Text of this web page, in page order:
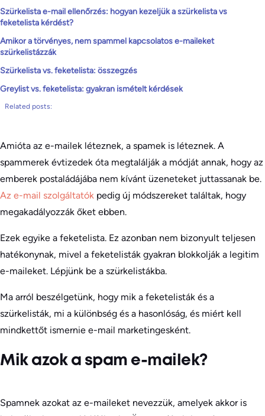
Szürkelista e-mail ellenőrzés: hogyan kezeljük a szürkelista vs
feketelista kérdést?
Amikor a törvényes, nem spammel kapcsolatos e-maileket
szürkelistázzák
Szürkelista vs. feketelista: összegzés
Greylist vs. feketelista: gyakran ismételt kérdések
Related posts:
Amióta az e-mailek léteznek, a spamek is léteznek. A
spammerek évtizedek óta megtalálják a módját annak, hogy az
emberek postaládájába nem kívánt üzeneteket juttassanak be.
Az e-mail szolgáltatók pedig új módszereket találtak, hogy
megakadályozzák őket ebben.
Ezek egyike a feketelista. Ez azonban nem bizonyult teljesen
hatékonynak, mivel a feketelisták gyakran blokkolják a legitim
e-maileket. Lépjünk be a szürkelistákba.
Ma arról beszélgetünk, hogy mik a feketelisták és a
szürkelisták, mi a különbség és a hasonlóság, és miért kell
mindkettőt ismernie e-mail marketingesként.
Mik azok a spam e-mailek?
Spamnek azokat az e-maileket nevezzük, amelyek akkor is